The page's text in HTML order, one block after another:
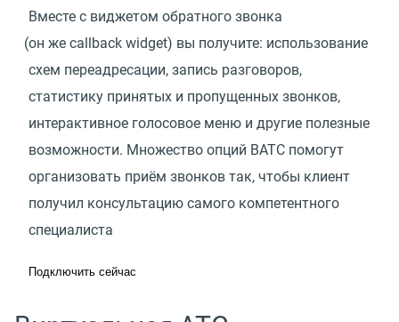
Вместе с виджетом обратного звонка
(он же callback widget) вы получите: использование
схем переадресации, запись разговоров,
статистику принятых и пропущенных звонков,
интерактивное голосовое меню и другие полезные
возможности. Множество опций ВАТС помогут
организовать приём звонков так, чтобы клиент
получил консультацию самого компетентного
специалиста
Подключить сейчас